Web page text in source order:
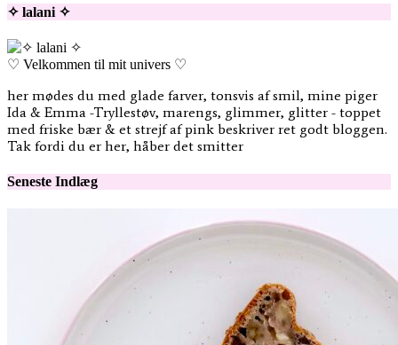
✧ lalani ✧
♡ Velkommen til mit univers ♡
her mødes du med glade farver, tonsvis af smil, mine piger
Ida & Emma -Tryllestøv, marengs, glimmer, glitter - toppet
med friske bær & et strejf af pink beskriver ret godt bloggen.
Tak fordi du er her, håber det smitter
Seneste Indlæg